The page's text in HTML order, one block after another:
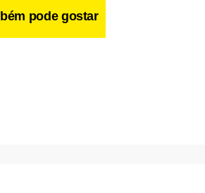
pode gostar